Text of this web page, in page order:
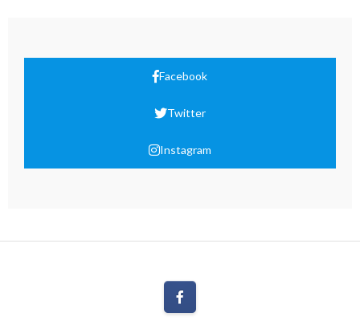
Facebook
Twitter
Instagram